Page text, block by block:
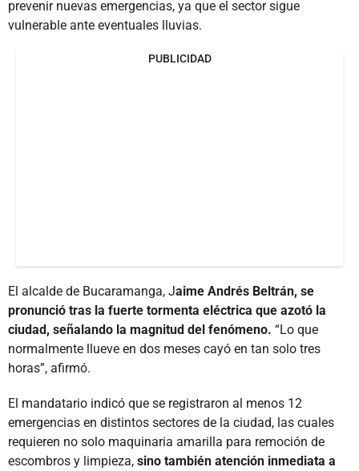
prevenir nuevas emergencias, ya que el sector sigue
vulnerable ante eventuales lluvias.
PUBLICIDAD
El alcalde de Bucaramanga, Jaime Andrés Beltrán, se
pronunció tras la fuerte tormenta eléctrica que azotó la
ciudad, señalando la magnitud del fenómeno. “Lo que
normalmente llueve en dos meses cayó en tan solo tres
horas”, afirmó.
El mandatario indicó que se registraron al menos 12
emergencias en distintos sectores de la ciudad, las cuales
requieren no solo maquinaria amarilla para remoción de
escombros y limpieza, sino también atención inmediata a